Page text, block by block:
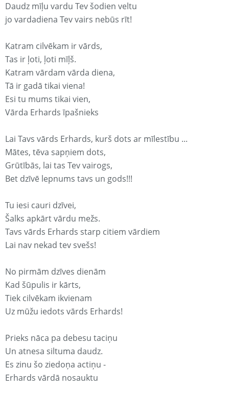
Daudz mīļu vardu Tev šodien veltu
jo vardadiena Tev vairs nebūs rīt!
Katram cilvēkam ir vārds,
Tas ir ļoti, ļoti mīļš.
Katram vārdam vārda diena,
Tā ir gadā tikai viena!
Esi tu mums tikai vien,
Vārda Erhards īpašnieks
Lai Tavs vārds Erhards, kurš dots ar mīlestību ...
Mātes, tēva sapņiem dots,
Grūtībās, lai tas Tev vairogs,
Bet dzīvē lepnums tavs un gods!!!
Tu iesi cauri dzīvei,
Šalks apkārt vārdu mežs.
Tavs vārds Erhards starp citiem vārdiem
Lai nav nekad tev svešs!
No pirmām dzīves dienām
Kad šūpulis ir kārts,
Tiek cilvēkam ikvienam
Uz mūžu iedots vārds Erhards!
Prieks nāca pa debesu taciņu
Un atnesa siltuma daudz.
Es zinu šo ziedoņa actiņu -
Erhards vārdā nosauktu